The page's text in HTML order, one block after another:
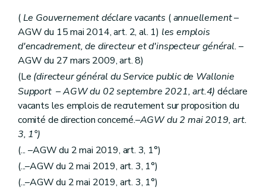
Section IV Pauses d'allaitement
Art. 384
Art. 385
Art. 386
Chapitre IV Protection de la maternité
Art. 387
Art. 388
Art. 389
Art. 390
Art. 391
Art. 391 ter
Art. 391 quater
Art. 392
Art. 393
(Le Gouvernement déclare vacants (annuellement–
AGW du 15 mai 2014, art. 2, al. 1) les emplois
d'encadrement, de directeur et d'inspecteur général.–
AGW du 27 mars 2009, art. 8)
(Le (directeur général du Service public de Wallonie
Support–AGW du 02 septembre 2021, art.4)déclare
vacants les emplois de recrutement sur proposition du
comité de direction concerné.–AGW du 2 mai 2019, art.
3, 1°)
(... –AGW du 2 mai 2019, art. 3, 1°)
(...–AGW du 2 mai 2019, art. 3, 1°)
(...–AGW du 2 mai 2019, art. 3, 1°)